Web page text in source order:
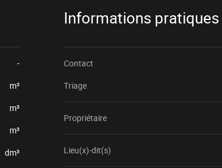
-
m³
m³
m³
dm³
Informations pratiques
Contact
Triage
Propriétaire
Lieu(x)-dit(s)